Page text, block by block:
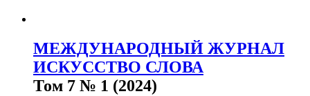
МЕЖДУНАРОДНЫЙ ЖУРНАЛ
ИСКУССТВО СЛОВА
Том 7 № 1 (2024)